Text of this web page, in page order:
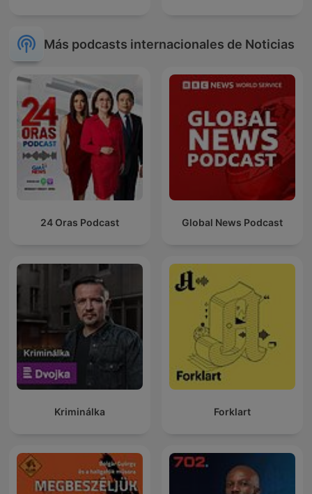
Más podcasts internacionales de Noticias
24 Oras Podcast Global News Podcast
Kriminálka Forklart